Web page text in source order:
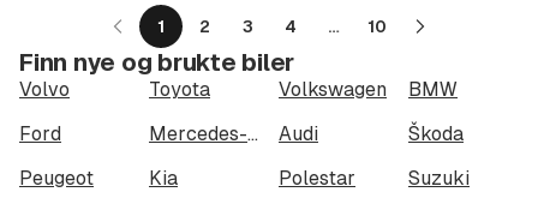
1 2 3 4 … 10
Neste
Finn nye og brukte biler
Volvo Toyota Volkswagen
BMW
Ford
Mercedes-Benz Audi
Škoda
Peugeot
Kia Polestar Suzuki